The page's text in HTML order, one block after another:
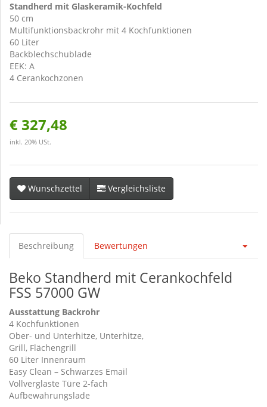
Standherd mit Glaskeramik-Kochfeld
50 cm
Multifunktionsbackrohr mit 4 Kochfunktionen
60 Liter
Backblechschublade
EEK: A
4 Cerankochzonen
€ 327,48
inkl. 20% USt.
Wunschzettel Vergleichsliste
Beschreibung Bewertungen
Beko Standherd mit Cerankochfeld
FSS 57000 GW
Ausstattung Backrohr
4 Kochfunktionen
Ober- und Unterhitze, Unterhitze,
Grill, Flächengrill
60 Liter Innenraum
Easy Clean – Schwarzes Email
Vollverglaste Türe 2-fach
Aufbewahrungslade